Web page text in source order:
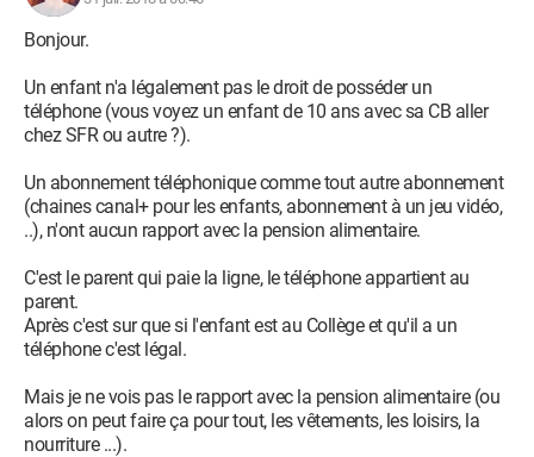
Bonjour.
Un enfant n'a légalement pas le droit de posséder un
téléphone (vous voyez un enfant de 10 ans avec sa CB aller
chez SFR ou autre ?).
Un abonnement téléphonique comme tout autre abonnement
(chaines canal+ pour les enfants, abonnement à un jeu vidéo,
..), n'ont aucun rapport avec la pension alimentaire.
C'est le parent qui paie la ligne, le téléphone appartient au
parent.
Après c'est sur que si l'enfant est au Collège et qu'il a un
téléphone c'est légal.
Mais je ne vois pas le rapport avec la pension alimentaire (ou
alors on peut faire ça pour tout, les vêtements, les loisirs, la
nourriture ...).